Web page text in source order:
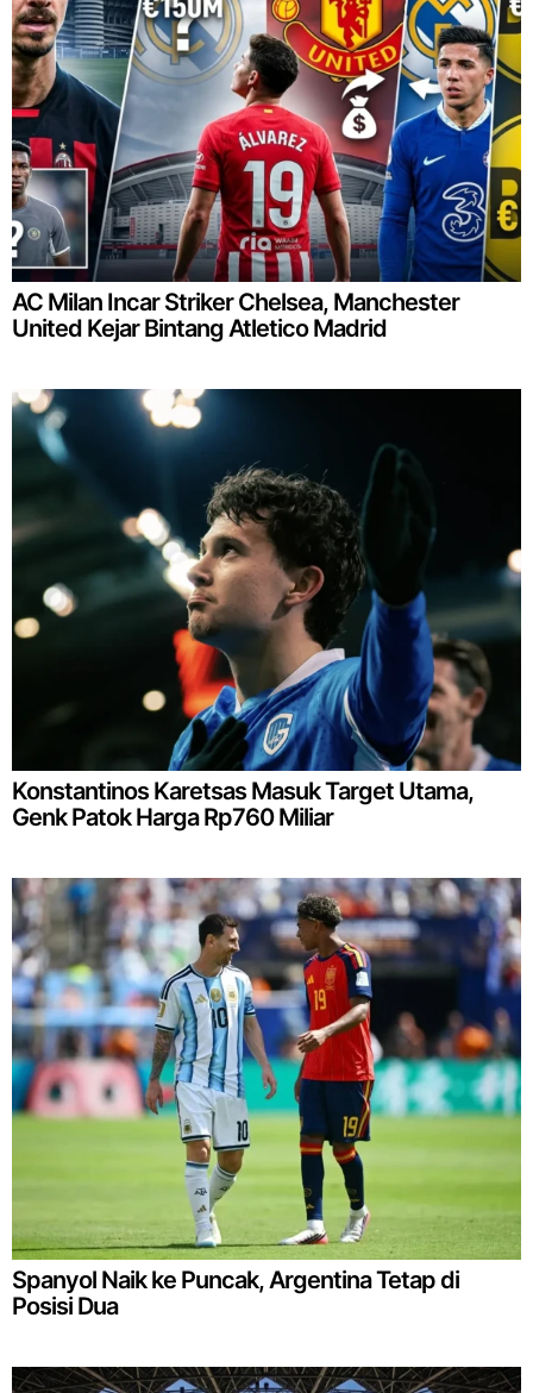
AC Milan Incar Striker Chelsea, Manchester
United Kejar Bintang Atletico Madrid
Konstantinos Karetsas Masuk Target Utama,
Genk Patok Harga Rp760 Miliar
Spanyol Naik ke Puncak, Argentina Tetap di
Posisi Dua